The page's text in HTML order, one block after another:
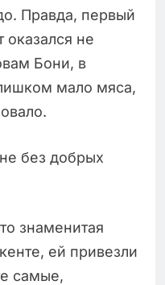
Правда, первый
оказался не
Бони, в
мало мяса,
без добрых
знаменитая
ей привезли
самые,